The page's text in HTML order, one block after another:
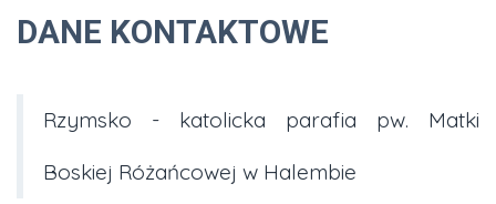
DANE KONTAKTOWE
Rzymsko - katolicka parafia pw. Matki
Boskiej Różańcowej w Halembie